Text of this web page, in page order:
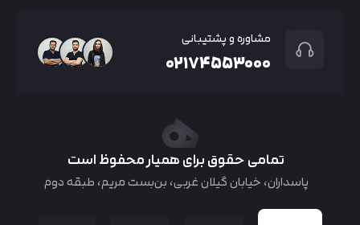
مشاوره و پشتیبانی
۰۲۱۷۴۵۵۳۰۰۰
تمامی حقوق برای همیار محفوظ است
پاسداران، خیابان گیلان غربی، بن‌بست مریم، طبقه دوم